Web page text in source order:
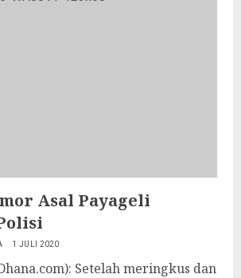
Asal Payageli
1 JULI 2020
Setelah meringkus dan